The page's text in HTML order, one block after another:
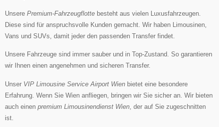
Unsere Premium-Fahrzeugflotte besteht aus vielen Luxusfahrzeugen.
Diese sind für anspruchsvolle Kunden gemacht. Wir haben Limousinen,
Vans und SUVs, damit jeder den passenden Transfer findet.
Unsere Fahrzeuge sind immer sauber und in Top-Zustand. So garantieren
wir Ihnen einen angenehmen und sicheren Transfer.
Unser VIP Limousine Service Airport Wien bietet eine besondere
Erfahrung. Wenn Sie Wien anfliegen, bringen wir Sie sicher an. Wir bieten
auch einen premium Limousinendienst Wien , der auf Sie zugeschnitten
ist.